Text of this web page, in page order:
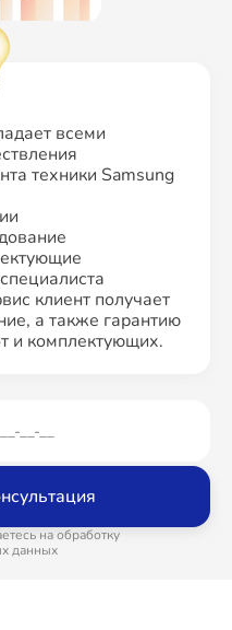
всеми
техники Samsung
клиент получает
а также гарантию
и комплектующих.
на обработку
данных